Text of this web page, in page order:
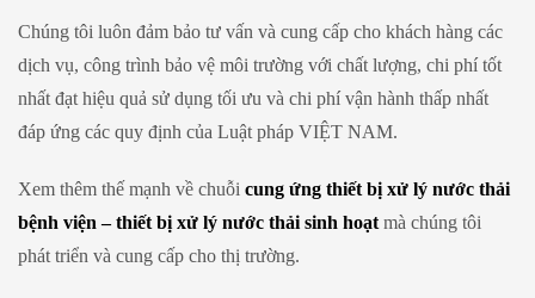
Chúng tôi luôn đảm bảo tư vấn và cung cấp cho khách hàng các
dịch vụ, công trình bảo vệ môi trường với chất lượng, chi phí tốt
nhất đạt hiệu quả sử dụng tối ưu và chi phí vận hành thấp nhất
đáp ứng các quy định của Luật pháp VIỆT NAM.
Xem thêm thế mạnh về chuỗi cung ứng thiết bị xử lý nước thải
bệnh viện – thiết bị xử lý nước thải sinh hoạt mà chúng tôi
phát triển và cung cấp cho thị trường.